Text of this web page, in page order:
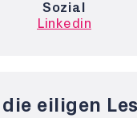
Sozial
Linkedin
die eiligen